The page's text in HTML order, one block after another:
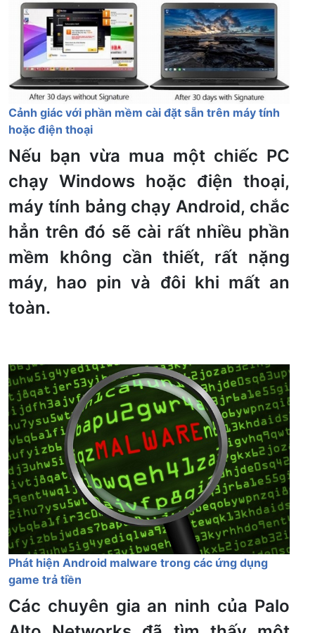
Cảnh giác với phần mềm cài đặt sẵn trên máy tính
hoặc điện thoại
Nếu bạn vừa mua một chiếc PC
chạy Windows hoặc điện thoại,
máy tính bảng chạy Android, chắc
hẳn trên đó sẽ cài rất nhiều phần
mềm không cần thiết, rất nặng
máy, hao pin và đôi khi mất an
toàn.
Phát hiện Android malware trong các ứng dụng
game trả tiền
Các chuyên gia an ninh của Palo